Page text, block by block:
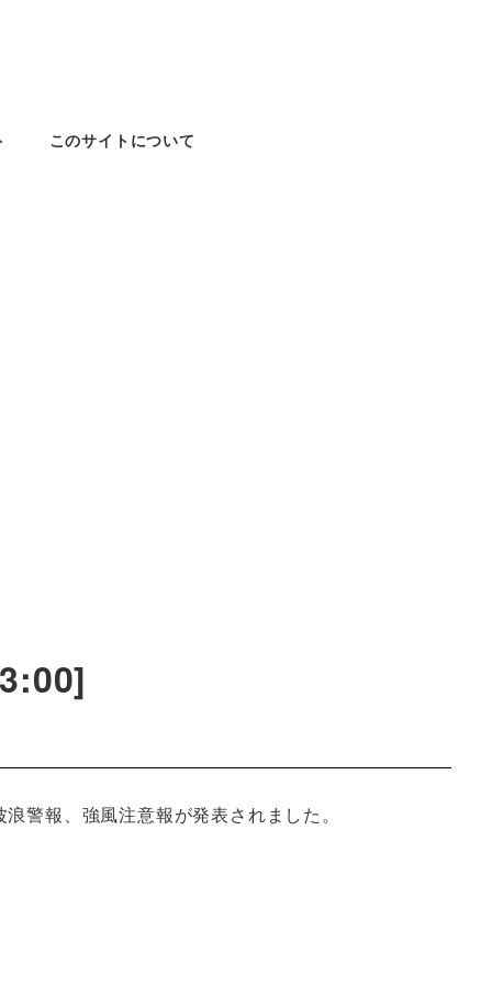
このサイトについて
警報、強風注意報が発表されました。